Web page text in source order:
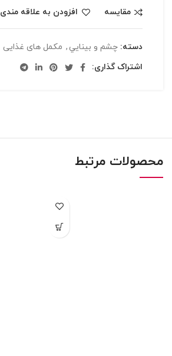
مقایسه
افزودن به علاقه مندی
دسته: چشم و بينايي , مکمل های غذایی
اشتراک گذاری:
محصولات مرتبط